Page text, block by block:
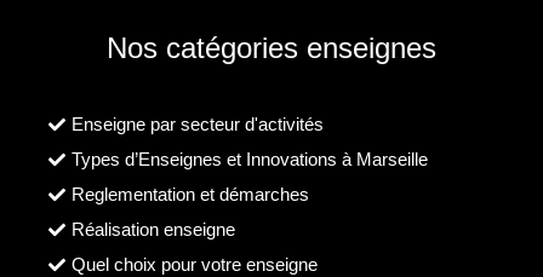
Nos catégories enseignes
Enseigne par secteur d'activités
Types d’Enseignes et Innovations à Marseille
Reglementation et démarches
Réalisation enseigne
Quel choix pour votre enseigne